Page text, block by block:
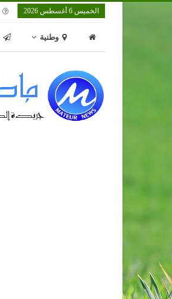
الخميس 6 أغسطس 2026
وطنية